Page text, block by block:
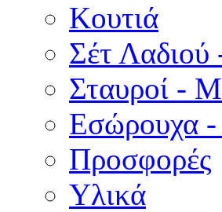
Κουτιά
Σέτ Λαδιού
Σταυροί -
Εσώρουχα -
Προσφορές
Υλικά